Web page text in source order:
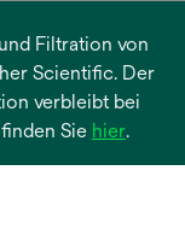
Filtration von
Scientific. Der
verbleibt bei
Sie hierwird
.